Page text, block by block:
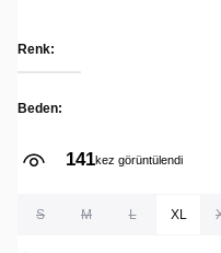
Renk:
Beden:
141kez görüntülendi
5kez sepete eklendi
S M L XL